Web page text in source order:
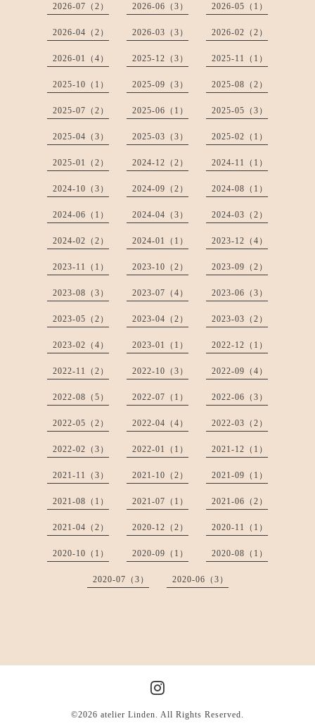
2026-07（2） 2026-06（3） 2026-05（1）
2026-04（2） 2026-03（3） 2026-02（2）
2026-01（4） 2025-12（3） 2025-11（1）
2025-10（1） 2025-09（3） 2025-08（2）
2025-07（2） 2025-06（1） 2025-05（3）
2025-04（3） 2025-03（3） 2025-02（1）
2025-01（2） 2024-12（2） 2024-11（1）
2024-10（3） 2024-09（2） 2024-08（1）
2024-06（1） 2024-04（3） 2024-03（2）
2024-02（2） 2024-01（1） 2023-12（4）
2023-11（1） 2023-10（2） 2023-09（2）
2023-08（3） 2023-07（4） 2023-06（3）
2023-05（2） 2023-04（2） 2023-03（2）
2023-02（4） 2023-01（1） 2022-12（1）
2022-11（2） 2022-10（3） 2022-09（4）
2022-08（5） 2022-07（1） 2022-06（3）
2022-05（2） 2022-04（4） 2022-03（2）
2022-02（3） 2022-01（1） 2021-12（1）
2021-11（3） 2021-10（2） 2021-09（1）
2021-08（1） 2021-07（1） 2021-06（2）
2021-04（2） 2020-12（2） 2020-11（1）
2020-10（1） 2020-09（1） 2020-08（1）
2020-07（3） 2020-06（3）
©2026 atelier Linden. All Rights Reserved.